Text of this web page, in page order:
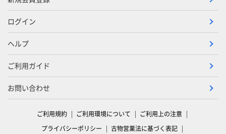
ログイン
ヘルプ
ご利用ガイド
お問い合わせ
ご利用規約 ご利用環境について
ご利用上の注意
プライバシーポリシー
古物営業法に基づく表記